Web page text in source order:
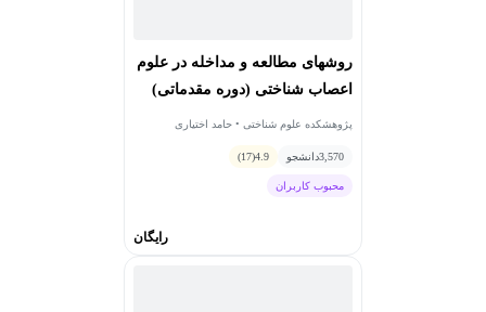
روشهای مطالعه و مداخله در علوم
اعصاب شناختی (دوره مقدماتی)
پژوهشکده علوم شناختی • حامد اختیاری
3,570دانشجو 4.9
(17)
محبوب کاربران
رایگان